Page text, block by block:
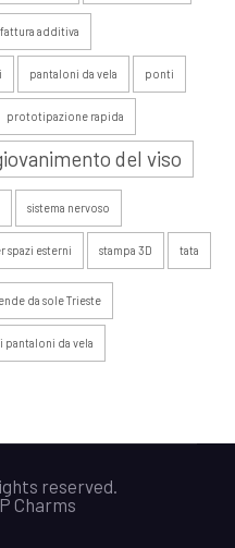
additiva
pantaloni da vela ponti
prototipazione rapida
del viso
sistema nervoso
spazi esterni stampa 3D tata
da sole Trieste
da vela
reserved.
Charms